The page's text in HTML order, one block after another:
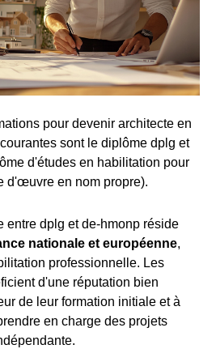
pour devenir architecte en
sont le diplôme dplg et
d'études en habilitation pour
d'œuvre en nom propre).
entre dplg et de-hmonp réside
nationale et européenne,
professionnelle. Les
d'une réputation bien
de leur formation initiale et à
en charge des projets